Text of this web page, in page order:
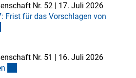
Nr. 52 | 17. Juli 2026
Frist für das Vorschlagen von
Nr. 51 | 16. Juli 2026
n